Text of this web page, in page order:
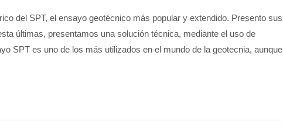
del SPT, el ensayo geotécnico más popular y extendido. Presento sus
últimas, presentamos una solución técnica, mediante el uso de
SPT es uno de los más utilizados en el mundo de la geotecnia, aunque